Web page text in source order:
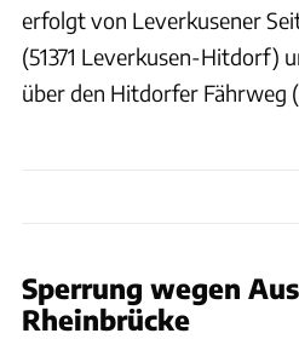
erfolgt von Leverkusener
(51371 Leverkusen-Hitdorf)
über den Hitdorfer Fährweg
Sperrung wegen
Rheinbrücke